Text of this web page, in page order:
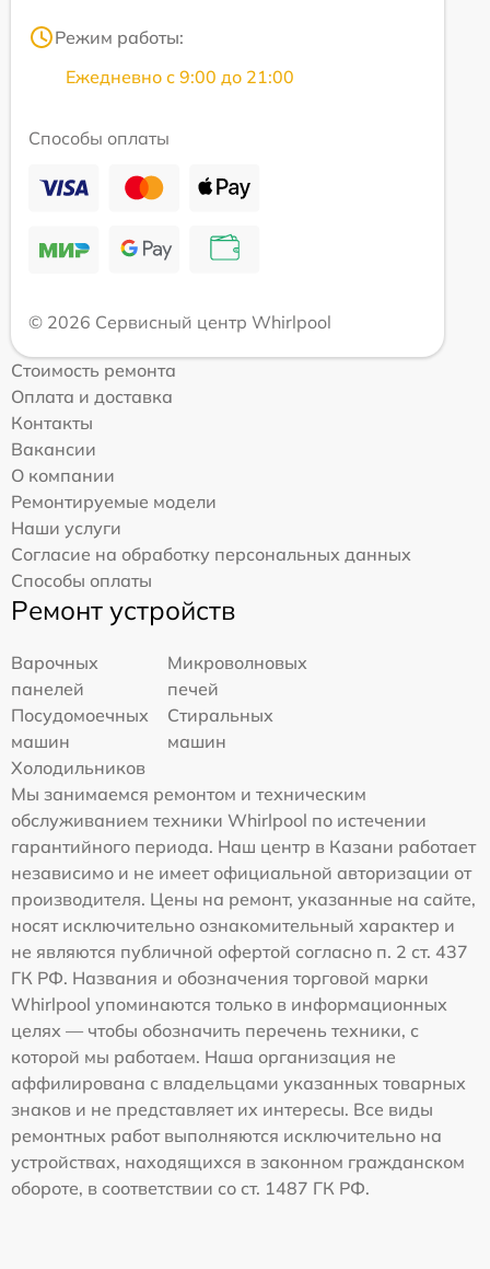
Режим работы:
Ежедневно с 9:00 до 21:00
Способы оплаты
© 2026 Сервисный центр Whirlpool
Стоимость ремонта
Оплата и доставка
Контакты
Вакансии
О компании
Ремонтируемые модели
Наши услуги
Согласие на обработку персональных данных
Способы оплаты
Ремонт устройств
Варочных
панелей
Микроволновых
печей
Посудомоечных
машин
Стиральных
машин
Холодильников
Мы занимаемся ремонтом и техническим
обслуживанием техники Whirlpool по истечении
гарантийного периода. Наш центр в Казани работает
независимо и не имеет официальной авторизации от
производителя. Цены на ремонт, указанные на сайте,
носят исключительно ознакомительный характер и
не являются публичной офертой согласно п. 2 ст. 437
ГК РФ. Названия и обозначения торговой марки
Whirlpool упоминаются только в информационных
целях — чтобы обозначить перечень техники, с
которой мы работаем. Наша организация не
аффилирована с владельцами указанных товарных
знаков и не представляет их интересы. Все виды
ремонтных работ выполняются исключительно на
устройствах, находящихся в законном гражданском
обороте, в соответствии со ст. 1487 ГК РФ.